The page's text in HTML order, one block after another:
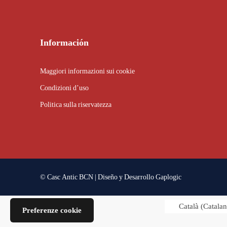
Preferenze cookie
Información
Maggiori informazioni sui cookie
Condizioni d’uso
Politica sulla riservatezza
© Casc Antic BCN | Diseño y DesarrolloGaplogic
Català (